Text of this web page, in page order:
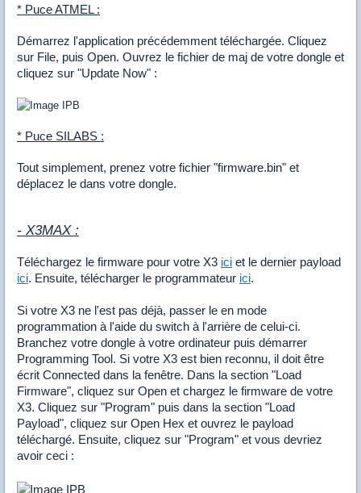
* Puce ATMEL :
Démarrez l'application précédemment téléchargée. Cliquez
sur File, puis Open. Ouvrez le fichier de maj de votre dongle et
cliquez sur "Update Now" :
* Puce SILABS :
Tout simplement, prenez votre fichier "firmware.bin" et
déplacez le dans votre dongle.
- X3MAX :
Téléchargez le firmware pour votre X3 ici et le dernier payload
ici. Ensuite, télécharger le programmateur ici.
Si votre X3 ne l'est pas déjà, passer le en mode
programmation à l'aide du switch à l'arrière de celui-ci.
Branchez votre dongle à votre ordinateur puis démarrer
Programming Tool. Si votre X3 est bien reconnu, il doit être
écrit Connected dans la fenêtre. Dans la section "Load
Firmware", cliquez sur Open et chargez le firmware de votre
X3. Cliquez sur "Program" puis dans la section "Load
Payload", cliquez sur Open Hex et ouvrez le payload
téléchargé. Ensuite, cliquez sur "Program" et vous devriez
avoir ceci :